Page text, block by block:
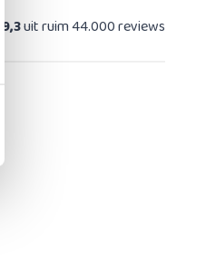
9,3uit ruim 44.000 reviews